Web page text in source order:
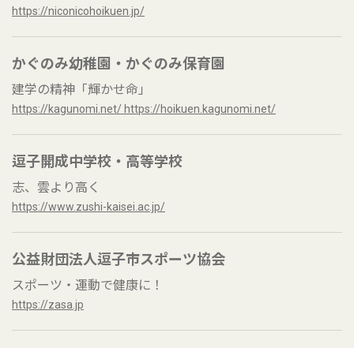
https://niconicohoikuen.jp/
かぐのみ幼稚園・かぐのみ保育園
建学の精神「輝かせ命」
https://kagunomi.net/ https://hoikuen.kagunomi.net/
逗子開成中学校・高等学校
志、雲より高く
https://www.zushi-kaisei.ac.jp/
公益財団法人逗子市スポーツ協会
スポーツ・運動で健康に！
https://zasa.jp